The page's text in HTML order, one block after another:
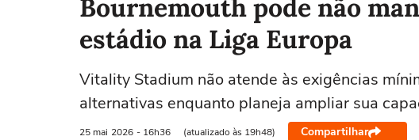
Bournemouth pode não
estádio na Liga Europa
Vitality Stadium não atende às exigências
alternativas enquanto planeja ampliar sua
25 mai 2026 - 16h36 (atualizado às 19h48) Compartilhar